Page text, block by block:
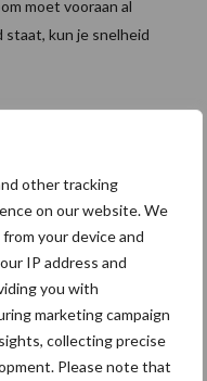
other tracking
on our website. We
your device and
IP address and
you with
marketing campaign
collecting precise
Please note that
moet vooraan al
staat, kun je snelheid
Kelly 1605
canvas”